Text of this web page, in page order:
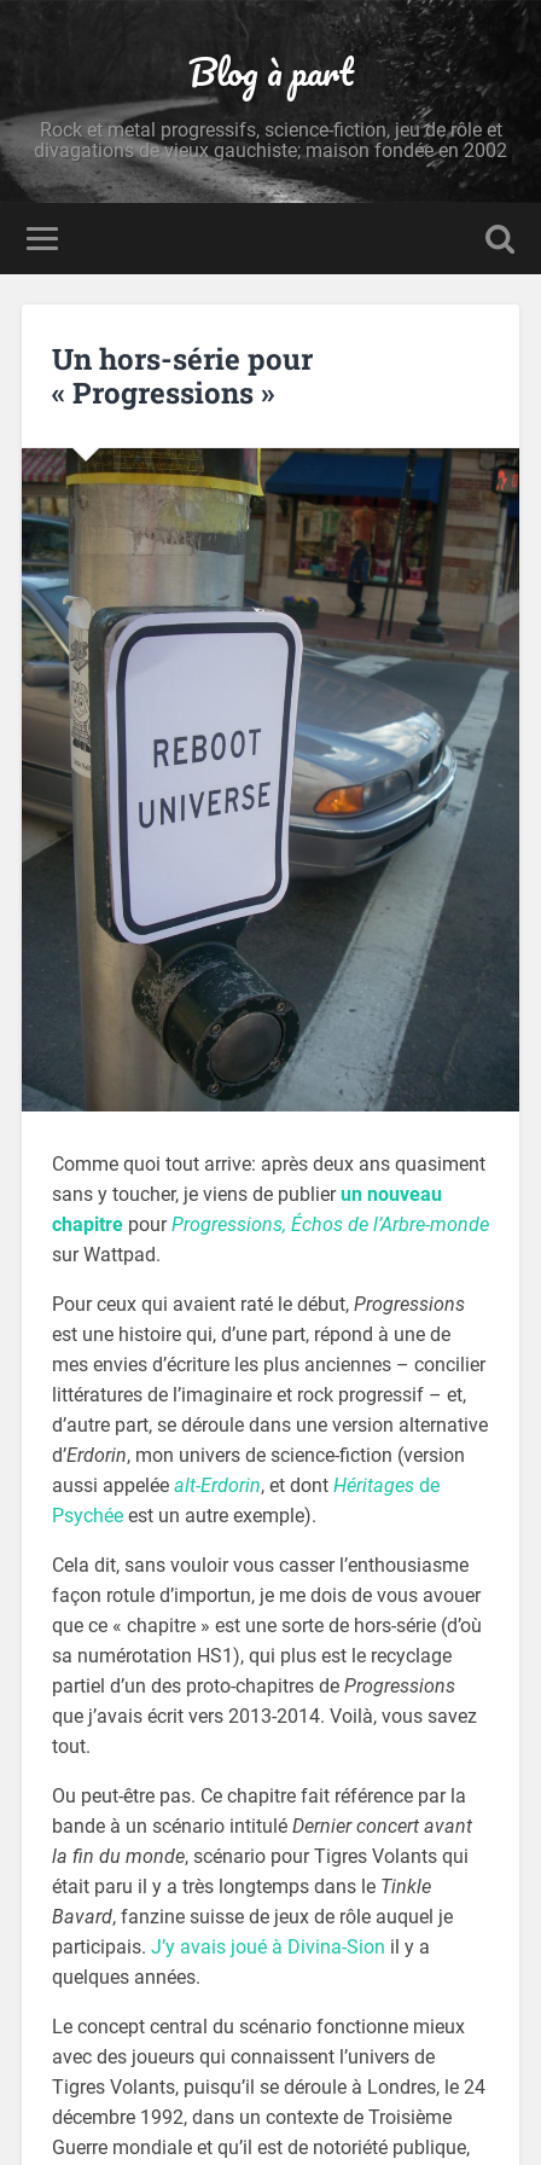
Blog à part
Rock et metal progressifs, science-fiction, jeu de rôle et
divagations de vieux gauchiste; maison fondée en 2002
Un hors-série pour
« Progressions »
Comme quoi tout arrive: après deux ans quasiment
sans y toucher, je viens de publierun nouveau
chapitrepourProgressions, Échos de l’Arbre-monde
sur Wattpad.
Pour ceux qui avaient raté le début, Progressions
est une histoire qui, d’une part, répond à une de
mes envies d’écriture les plus anciennes – concilier
littératures de l’imaginaire et rock progressif – et,
d’autre part, se déroule dans une version alternative
d’Erdorin, mon univers de science-fiction (version
aussi appelée alt-Erdorin, et dont Héritagesde
Psychéeest un autre exemple).
Cela dit, sans vouloir vous casser l’enthousiasme
façon rotule d’importun, je me dois de vous avouer
que ce « chapitre » est une sorte de hors-série (d’où
sa numérotation HS1), qui plus est le recyclage
partiel d’un des proto-chapitres de Progressions
que j’avais écrit vers 2013-2014. Voilà, vous savez
tout.
Ou peut-être pas. Ce chapitre fait référence par la
bande à un scénario intitulé Dernier concert avant
la fin du monde, scénario pour Tigres Volants qui
était paru il y a très longtemps dans le Tinkle
Bavard, fanzine suisse de jeux de rôle auquel je
participais. J’y avais joué à Divina-Sion il y a
quelques années.
Le concept central du scénario fonctionne mieux
avec des joueurs qui connaissent l’univers de
Tigres Volants, puisqu’il se déroule à Londres, le 24
décembre 1992, dans un contexte de Troisième
Guerre mondiale et qu’il est de notoriété publique,